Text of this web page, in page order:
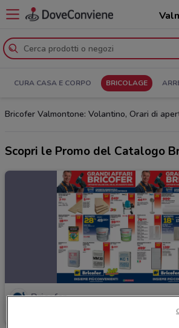
CURA CASA E CORPO BRICOLAGE
Bricofer Valmontone: Volantino, Orari di
Scopri le Promo del Catalogo
Bricofer